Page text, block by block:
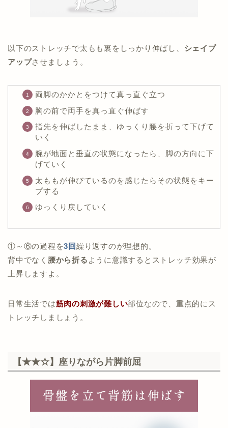
以下のストレッチで太もも裏をしっかり伸ばし、 シェイプ
アップさせましょう。
両脚のかかとをつけて真っ直ぐ立つ
胸の前で両手を真っ直ぐ伸ばす
指先を伸ばしたまま、ゆっくり腰を折って下げて
いく
腕が地面と垂直の状態になったら、脚の方向に下
げていく
太ももが伸びているのを感じたらその状態をキー
プする
ゆっくり戻していく
①～⑥の過程を3回繰り返すのが理想的。
背中でなく 腰から折る ように意識するとストレッチ効果が
上昇しますよ。
日常生活では筋肉の刺激が難しい部位なので、重点的にス
トレッチしましょう。
【★★☆】座りながら片脚前屈